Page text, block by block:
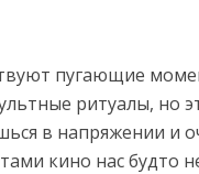
пугающие
ритуалы,
в напряжении и
кино нас будто